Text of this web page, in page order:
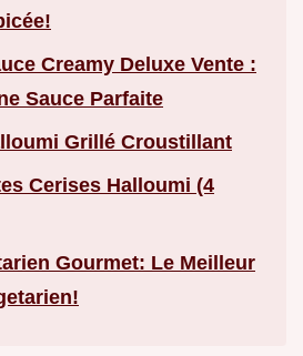
Creamy Deluxe Vente :
Sauce Parfaite
Grillé Croustillant
Cerises Halloumi (4
Gourmet: Le Meilleur